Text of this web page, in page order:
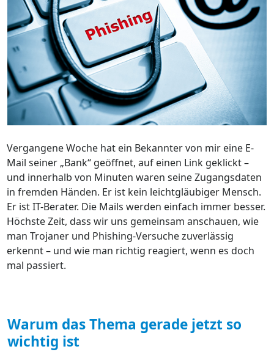
Vergangene Woche hat ein Bekannter von mir eine E-
Mail seiner „Bank“ geöffnet, auf einen Link geklickt –
und innerhalb von Minuten waren seine Zugangsdaten
in fremden Händen. Er ist kein leichtgläubiger Mensch.
Er ist IT-Berater. Die Mails werden einfach immer besser.
Höchste Zeit, dass wir uns gemeinsam anschauen, wie
man Trojaner und Phishing-Versuche zuverlässig
erkennt – und wie man richtig reagiert, wenn es doch
mal passiert.
Warum das Thema gerade jetzt so
wichtig ist